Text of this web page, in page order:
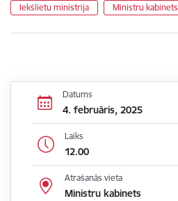
Iekšlietu ministrija Ministru kabinets
Datums
4. februāris, 2025
Laiks
12.00
Atrašanās vieta
Ministru kabinets